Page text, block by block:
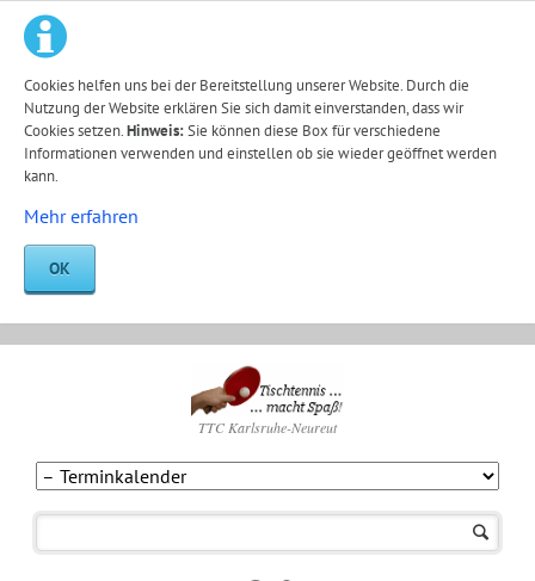
Cookies helfen uns bei der Bereitstellung unserer Website. Durch die
Nutzung der Website erklären Sie sich damit einverstanden, dass wir
Cookies setzen.Hinweis:Sie können diese Box für verschiedene
Informationen verwenden und einstellen ob sie wieder geöffnet werden
kann.
Mehr erfahren
OK
TTC Karlsruhe-Neureut